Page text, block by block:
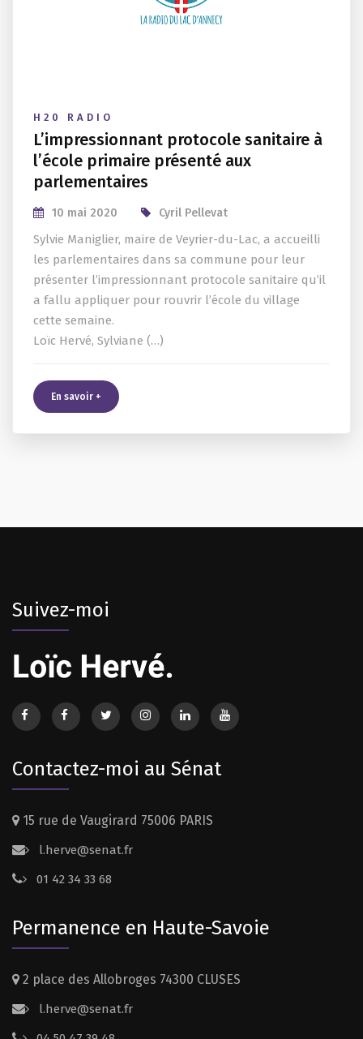
H20 RADIO
L’impressionnant protocole sanitaire à
l’école primaire présenté aux
parlementaires
10 mai 2020 Cyril Pellevat
Sylvie Maniglier, maire de Veyrier-du-Lac, a accueilli
les parlementaires dans sa commune pour leur
présenter l’impressionnant protocole sanitaire qu’il
a fallu appliquer pour rouvrir l’école du village
cette semaine.
Loïc Hervé, Sylviane (…)
En savoir +
Suivez-moi
Contactez-moi au Sénat
15 rue de Vaugirard 75006 PARIS
l.herve@senat.fr
01 42 34 33 68
Permanence en Haute-Savoie
2 place des Allobroges 74300 CLUSES
l.herve@senat.fr